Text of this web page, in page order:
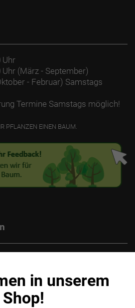
Uhr
Uhr (März - September)
- Februar) Samstags
Termine Samstags möglich!
PFLANZEN EINEN BAUM.
in unserem
Shop!